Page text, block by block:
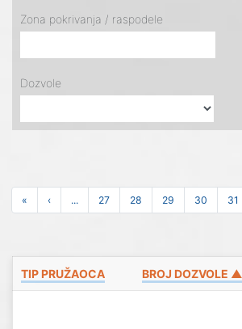
Zona pokrivanja / raspodele
Dozvole
« ‹ ... 27 28 29 30 31
TIP PRUŽAOCA BROJ DOZVOLE ▲